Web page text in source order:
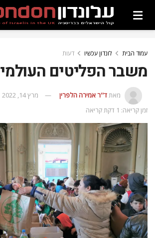
עמוד הבית לונדון עכשיו דעות
משבר הפליטים העולמי
מאתד''ר אמירה הלפרין
מרץ 14, 2022
זמן קריאה: 1 דקת קריאה